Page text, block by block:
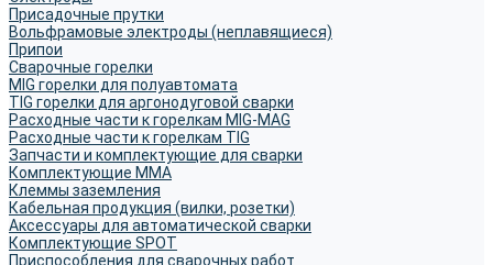
Присадочные прутки
Вольфрамовые электроды (неплавящиеся)
Припои
Сварочные горелки
MIG горелки для полуавтомата
TIG горелки для аргонодуговой сварки
Расходные части к горелкам MIG-MAG
Расходные части к горелкам TIG
Запчасти и комплектующие для сварки
Комплектующие ММА
Клеммы заземления
Кабельная продукция (вилки, розетки)
Аксессуары для автоматической сварки
Комплектующие SPOT
Приспособления для сварочных работ